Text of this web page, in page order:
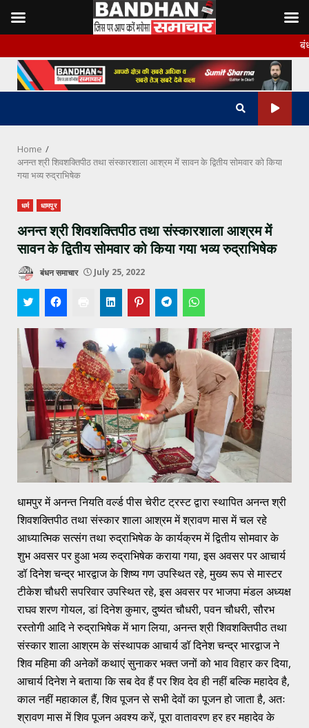
to
content
बंधन समाचार
Home
अनन्त श्री शिवशक्तिपीठ तथा संस्कारशाला आश्रम में सावन के द्वितीय सोमवार को किया
गया भव्य रुद्राभिषेक
धर्म धामपुर
अनन्त श्री शिवशक्तिपीठ तथा संस्कारशाला आश्रम में
सावन के द्वितीय सोमवार को किया गया भव्य रुद्राभिषेक
बंधन समाचार July 25, 2022
धामपुर में अनन्त नियति वर्ल्ड पीस चेरीट ट्रस्ट द्वारा स्थापित अनन्त श्री
शिवशक्तिपीठ तथा संस्कार शाला आश्रम में श्रावण मास में चल रहे
आध्यात्मिक सत्संग तथा रुद्राभिषेक के कार्यक्रम में द्वितीय सोमवार के
शुभ अवसर पर हुआ भव्य रुद्राभिषेक कराया गया, इस अवसर पर आचार्य
डॉ दिनेश चन्द्र भारद्वाज के शिष्य गण उपस्थित रहे, मुख्य रूप से मास्टर
टीकेश चौधरी सपरिवार उपस्थित रहे, इस अवसर पर भाजपा मंडल अध्यक्ष
राघव शरण गोयल, डां दिनेश कुमार, दुष्यंत चौधरी, पवन चौधरी, सौरभ
रस्तोगी आदि ने रुद्राभिषेक में भाग लिया, अनन्त श्री शिवशक्तिपीठ तथा
संस्कार शाला आश्रम के संस्थापक आचार्य डॉ दिनेश चन्द्र भारद्वाज ने
शिव महिमा की अनेकों कथाएं सुनाकर भक्त जनों को भाव विहार कर दिया,
आचार्य दिनेश ने बताया कि सब देव हैं पर शिव देव ही नहीं बल्कि महादेव है,
काल नहीं महाकाल हैं, शिव पूजन से सभी देवों का पूजन हो जाता है, अतः
श्रावण मास में शिव पूजन अवश्य करें, पूरा वातावरण हर हर महादेव के